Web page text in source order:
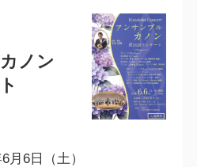
ノン
月6日（土）